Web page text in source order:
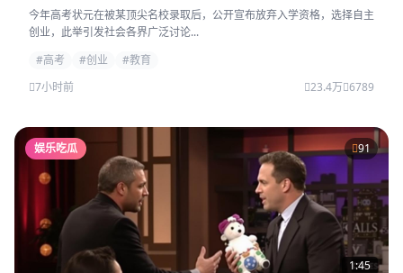
今年高考状元在被某顶尖名校录取后，公开宣布放弃入学资格，选择自主
创业，此举引发社会各界广泛讨论...
#高考
#创业
#教育
7小时前
23.4万 6789
娱乐吃瓜 91
1:45